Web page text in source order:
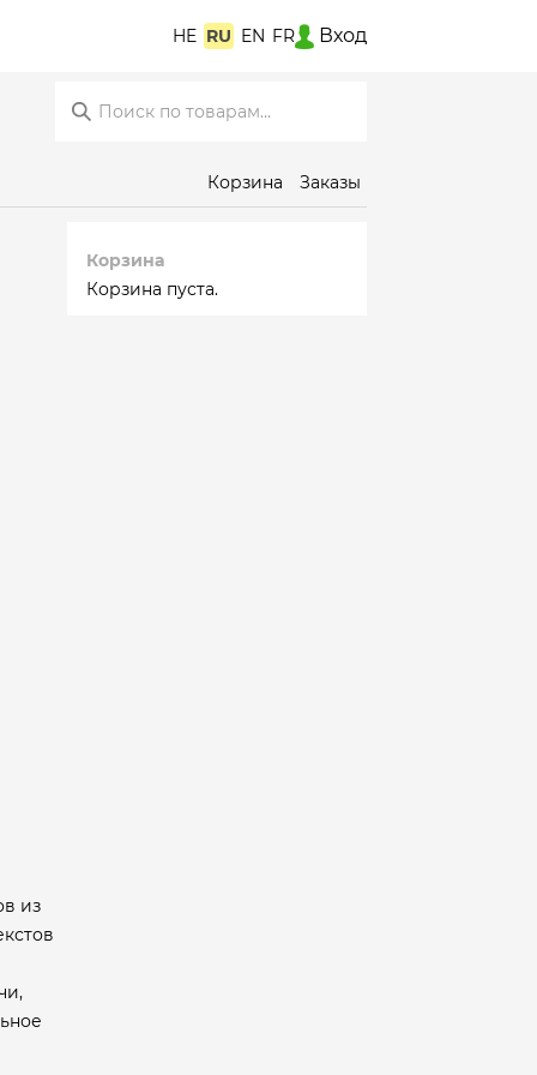
HE RU EN FR Вход
Корзина Заказы
из
Корзина
Корзина пуста.